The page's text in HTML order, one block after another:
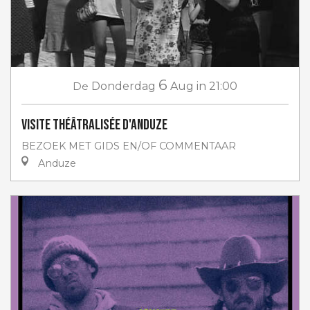
De Donderdag 6 Aug in 21:00
Visite théâtralisée d'Anduze
BEZOEK MET GIDS EN/OF COMMENTAAR
Anduze